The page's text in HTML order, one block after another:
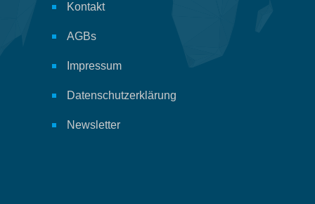
Kontakt
AGBs
Impressum
Datenschutzerklärung
Newsletter